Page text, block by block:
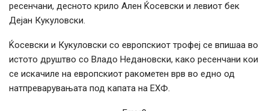
ресенчани, десното крило Ален Ќосевски и левиот бек
Дејан Кукуловски.
Ќосевски и Кукуловски со европскиот трофеј се впишаа во
истото друштво со Владо Недановски, како ресенчани кои
се искачиле на европскиот ракометен врв во едно од
натпреварувањата под капата на ЕХФ.